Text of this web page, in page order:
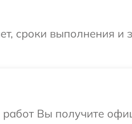
сроки выполнения и
работ Вы получите